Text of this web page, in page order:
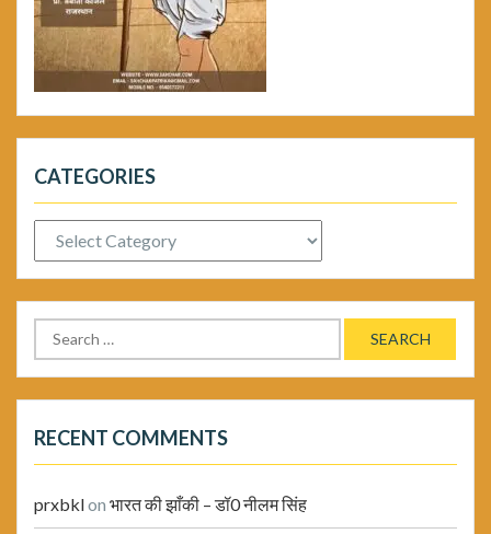
CATEGORIES
Categories
Search
for:
RECENT COMMENTS
prxbklon भारत की झाँकी – डॉ0 नीलम सिंह